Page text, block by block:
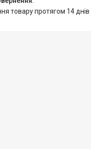
товару протягом 14 днів